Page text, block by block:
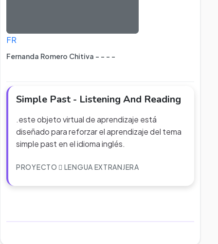
FR
Fernanda Romero Chitiva - - - -
Simple Past - Listening And Reading
.este objeto virtual de aprendizaje está
diseñado para reforzar el aprendizaje del tema
simple past en el idioma inglés.
PROYECTO LENGUA EXTRANJERA